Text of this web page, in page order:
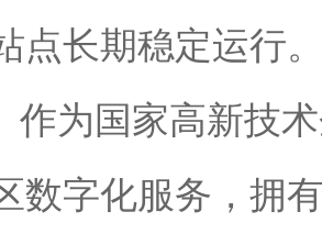
点长期稳定运行
作为国家高新技
数字化服务，拥